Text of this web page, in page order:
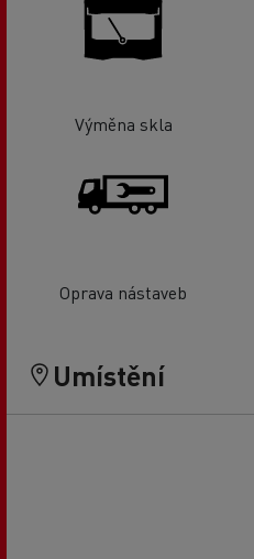
Výměna skla
Oprava nástaveb
Umístění